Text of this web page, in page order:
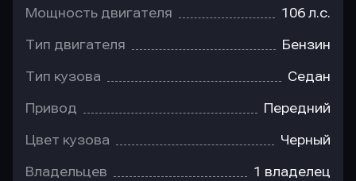
Мощность двигателя 106 л.с.
Тип двигателя Бензин
Тип кузова Седан
Привод Передний
Цвет кузова Черный
Владельцев 1 владелец